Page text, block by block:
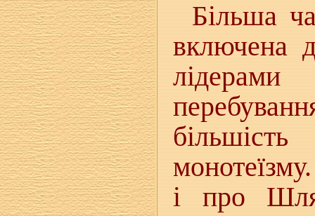
Більша
включена
і про